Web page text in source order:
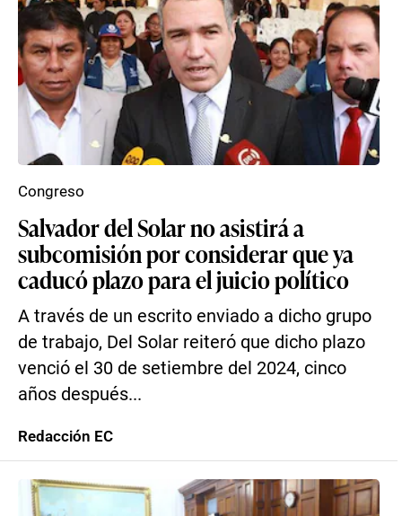
Salvador del Solar no asistirá a
subcomisión por considerar que ya
caducó plazo para el juicio político
A través de un escrito enviado a dicho grupo
de trabajo, Del Solar reiteró que dicho plazo
venció el 30 de setiembre del 2024, cinco
años después...
Congreso
Redacción EC